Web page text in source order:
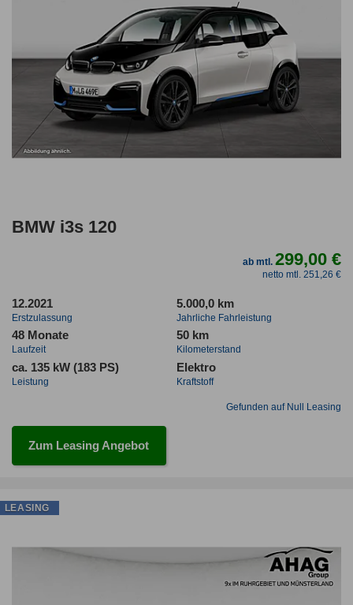
BMW i3s 120
ab mtl.299,00 €
netto mtl. 251,26 €
12.2021
Erstzulassung
5.000,0 km
Jahrliche Fahrleistung
48 Monate
Laufzeit
50 km
Kilometerstand
ca. 135 kW (183 PS)
Leistung
Elektro
Kraftstoff
Gefunden auf Null Leasing
Zum Leasing Angebot
LEASING